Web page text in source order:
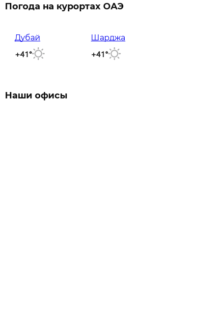
Погода на курортах ОАЭ
Дубай
+41°
Шарджа
+41°
Наши офисы